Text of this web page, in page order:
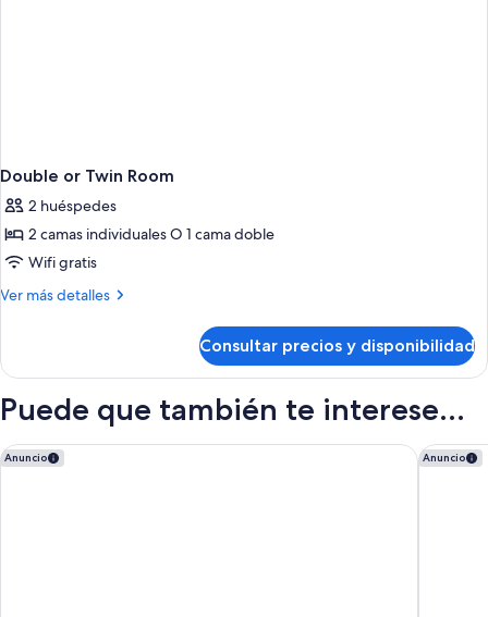
Double or Twin Room
2 huéspedes
2 camas individuales O 1 cama doble
Wifi gratis
Ver más detalles
Más
or
Room
Consultar precios y disponibilidad
Puede que también te interese...
Anuncio
Corinthia Rome Anuncio
Hotel